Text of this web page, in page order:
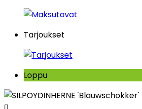
Tarjoukset
Loppu